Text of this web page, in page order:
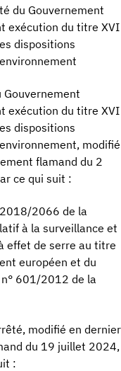
du Gouvernement
exécution du titre XVI
dispositions
exécution du titre XVI
dispositions
modifié
flamand du 2
ce qui suit :
2066 de la
à la surveillance et
effet de serre au titre
européen et du
601/2012 de la
modifié en dernier
du 19 juillet 2024,
: